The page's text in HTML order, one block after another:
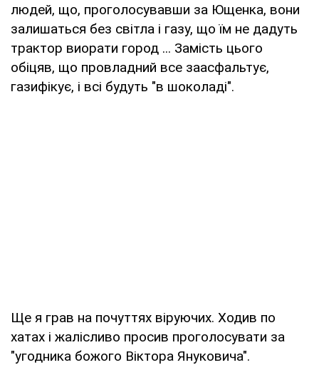
людей, що, проголосувавши за Ющенка, вони
залишаться без світла і газу, що їм не дадуть
трактор виорати город ... Замість цього
обіцяв, що провладний все заасфальтує,
газифікує, і всі будуть "в шоколаді".
Ще я грав на почуттях віруючих. Ходив по
хатах і жалісливо просив проголосувати за
"угодника божого Віктора Януковича".